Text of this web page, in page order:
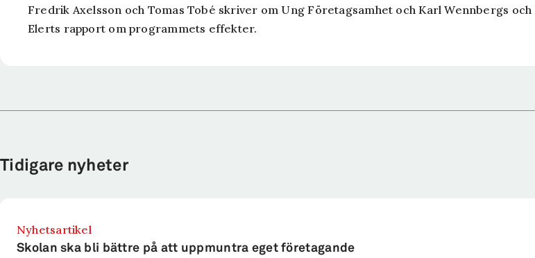
Fredrik Axelsson och Tomas Tobé skriver om Ung Företagsamhet och Karl Wennbergs och
Elerts rapport om programmets effekter.
Tidigare nyheter
Nyhetsartikel
Skolan ska bli bättre på att uppmuntra eget företagande